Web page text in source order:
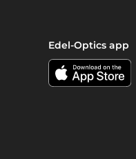
Edel-Optics app